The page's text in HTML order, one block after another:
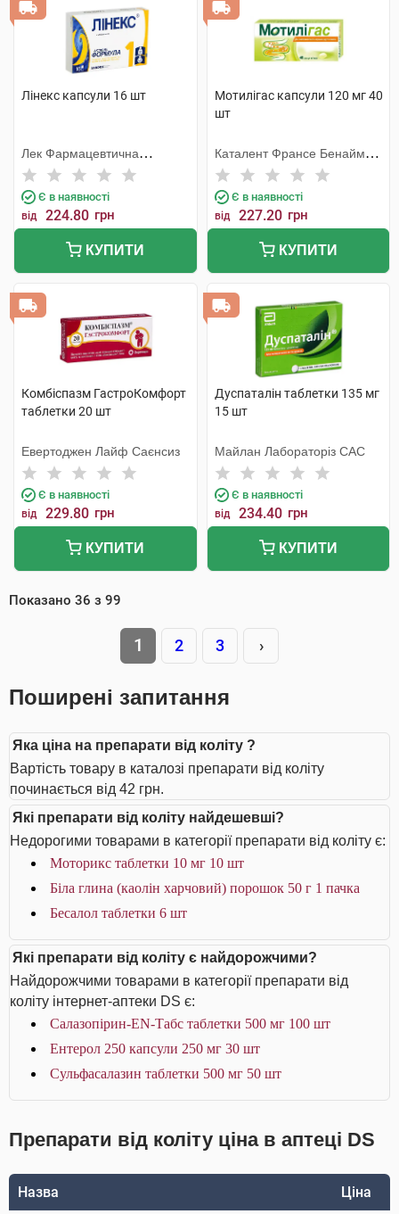
Лінекс капсули 16 шт
Лек Фармацевтична
компанія
Є в наявності
від 224.80 грн
КУПИТИ
Мотилігас капсули 120 мг 40
шт
Каталент Франсе Бенайм
СА
Є в наявності
від 227.20 грн
КУПИТИ
Комбіспазм ГастроКомфорт
таблетки 20 шт
Евертоджен Лайф Саєнсиз
Є в наявності
від 229.80 грн
КУПИТИ
Дуспаталін таблетки 135 мг
15 шт
Майлан Лабораторіз САС
Є в наявності
від 234.40 грн
КУПИТИ
Показано 36 з 99
1 2 3 ›
Поширені запитання
Яка ціна на препарати від коліту ?
Вартість товару в каталозі препарати від коліту
починається від 42 грн.
Які препарати від коліту найдешевші?
Недорогими товарами в категорії препарати від коліту є:
Моторикс таблетки 10 мг 10 шт
Біла глина (каолін харчовий) порошок 50 г 1 пачка
Бесалол таблетки 6 шт
Які препарати від коліту є найдорожчими?
Найдорожчими товарами в категорії препарати від
коліту інтернет-аптеки DS є:
Салазопірин-EN-Табс таблетки 500 мг 100 шт
Ентерол 250 капсули 250 мг 30 шт
Сульфасалазин таблетки 500 мг 50 шт
Препарати від коліту ціна в аптеці DS
Назва Ціна